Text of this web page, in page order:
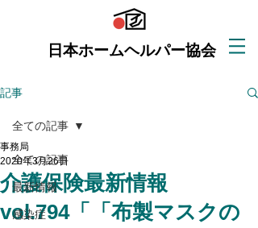
日本ホームヘルパー協会
記事
全ての記事
最新情報
感染症
全ての記事
介護保険最新情報
vol.794「「布製マスクの
事務局
2020年3月26日